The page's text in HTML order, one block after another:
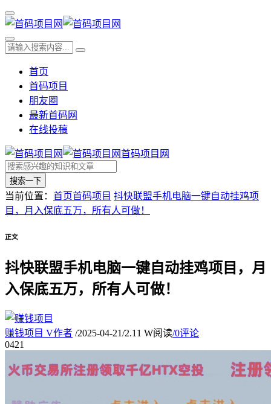
首页
首码项目
朋友圈
最新首码网
在线投稿
首码项目网
搜索一下
当前位置： 首页首码项目 抖快联盟手机电脑一键自动挂鸡项
目，月入保底五万，所有人可做！
正文
抖快联盟手机电脑一键自动挂鸡项目，月
入保底五万，所有人可做！
赚钱项目 V作者 /2025-04-21/2.11 W阅读/0评论
0421